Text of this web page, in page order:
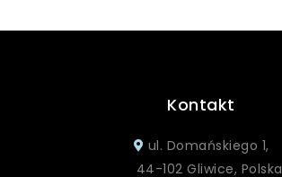
Kontakt
ul. Domańskiego 1,
44-102 Gliwice, Polska